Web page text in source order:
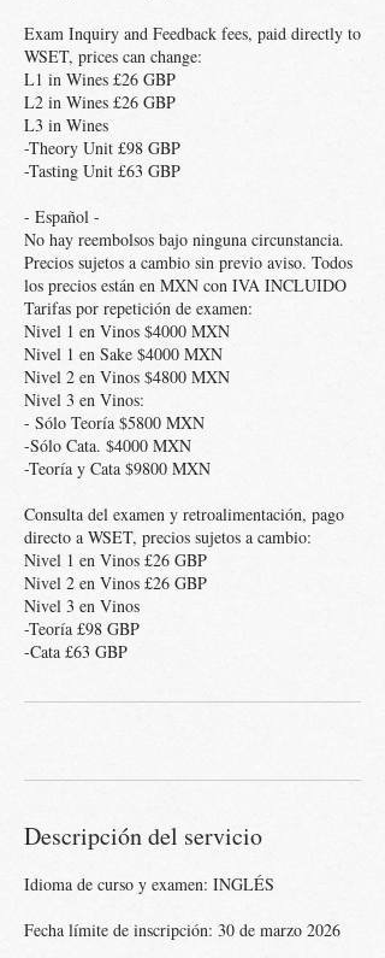
Exam Inquiry and Feedback fees, paid directly to
WSET, prices can change:
L1 in Wines £26 GBP
L2 in Wines £26 GBP
L3 in Wines
-Theory Unit £98 GBP
-Tasting Unit £63 GBP
- Español -
No hay reembolsos bajo ninguna circunstancia.
Precios sujetos a cambio sin previo aviso. Todos
los precios están en MXN con IVA INCLUIDO
Tarifas por repetición de examen:
Nivel 1 en Vinos $4000 MXN
Nivel 1 en Sake $4000 MXN
Nivel 2 en Vinos $4800 MXN
Nivel 3 en Vinos:
- Sólo Teoría $5800 MXN
-Sólo Cata. $4000 MXN
-Teoría y Cata $9800 MXN
Consulta del examen y retroalimentación, pago
directo a WSET, precios sujetos a cambio:
Nivel 1 en Vinos £26 GBP
Nivel 2 en Vinos £26 GBP
Nivel 3 en Vinos
-Teoría £98 GBP
Descripción del servicio
Idioma de curso y examen: INGLÉS
Fecha límite de inscripción: 30 de marzo 2026